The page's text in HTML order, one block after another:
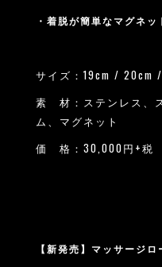
・着脱が簡単なマグネッ
サイズ：19cm / 20cm
素 材：ステンレス、
ム、マグネット
価 格：30,000円+税
【新発売】マッサージ